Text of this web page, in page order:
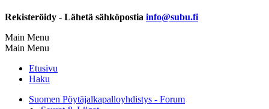
Rekisteröidy - Lähetä sähköpostia info@subu.fi
Main Menu
Main Menu
Etusivu
Haku
Suomen Pöytäjalkapalloyhdistys - Forum